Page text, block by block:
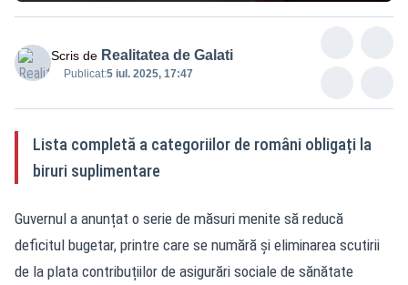
Scris de Realitatea de Galati
Publicat:5 iul. 2025, 17:47
Lista completă a categoriilor de români obligați la
biruri suplimentare
Guvernul a anunțat o serie de măsuri menite să reducă
deficitul bugetar, printre care se numără și eliminarea scutirii
de la plata contribuțiilor de asigurări sociale de sănătate